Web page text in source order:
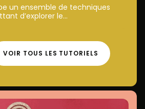
un ensemble de techniques
d’explorer le...
VOIR TOUS LES TUTORIELS